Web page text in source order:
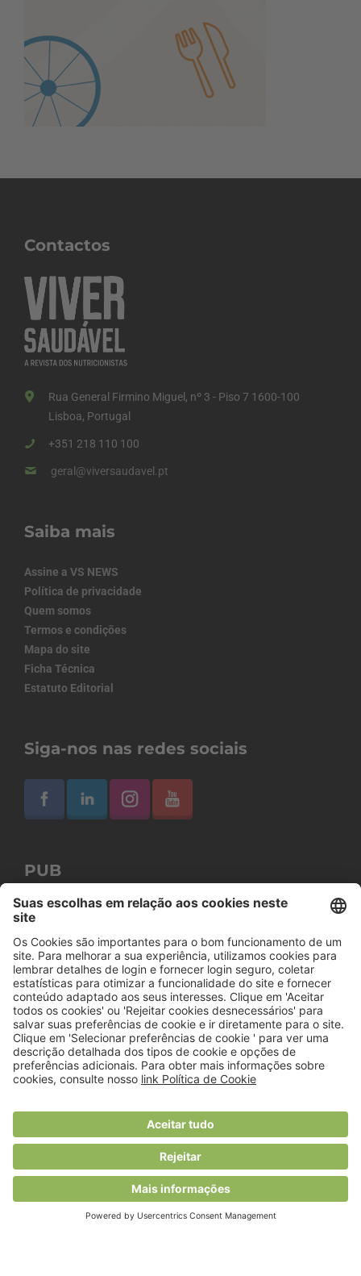
Contactos
Rua General Firmino Miguel, nº 3 - Piso 7 1600-100
Lisboa, Portugal
+351 218 110 100
geral@viversaudavel.pt
Saiba mais
Assine a VS NEWS
Política de privacidade
Quem somos
Termos e condições
Mapa do site
Ficha Técnica
Estatuto Editorial
Siga-nos nas redes sociais
PUB
© 2018 Viver Saudável
O portal dos profissionais de nutrição